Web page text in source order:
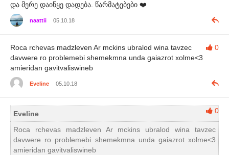
და მერე დაიწყე დადება. წარმატებები ❤️
naattii 05.10.18
0
Roca rchevas madzleven Ar mckins ubralod wina tavzec
davwere ro problemebi shemekmna unda gaiazrot xolme<3
amieridan gavitvaliswineb
Eveline 05.10.18
0
Eveline
Roca rchevas madzleven Ar mckins ubralod wina tavzec
davwere ro problemebi shemekmna unda gaiazrot xolme<3
amieridan gavitvaliswineb